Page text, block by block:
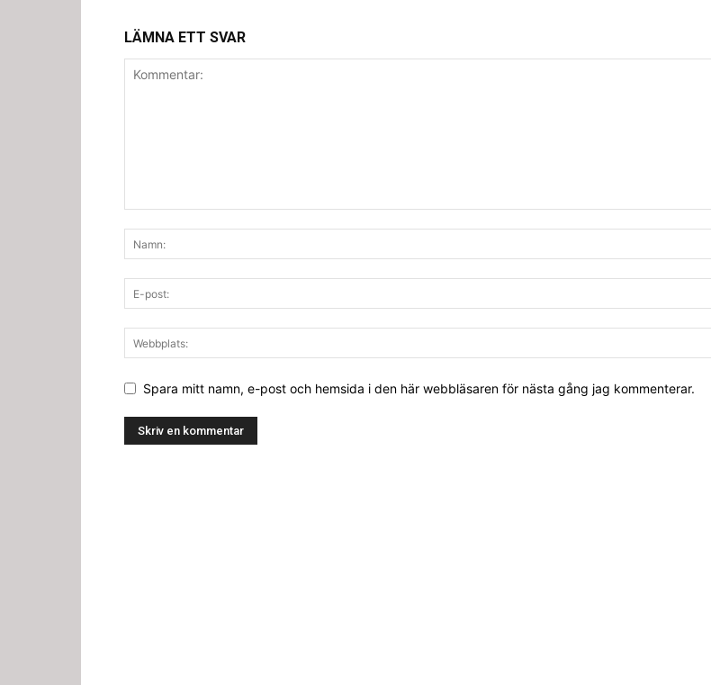
LÄMNA ETT SVAR
Spara mitt namn, e-post och hemsida i den här webbläsaren för nästa gång jag kommenterar.